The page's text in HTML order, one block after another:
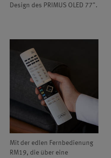
Design des PRIMUS OLED 77".
Mit der edlen Fernbedienung
RM19, die über eine